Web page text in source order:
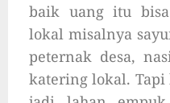
baik uang itu
lokal misalnya
peternak desa,
katering lokal. Tapi